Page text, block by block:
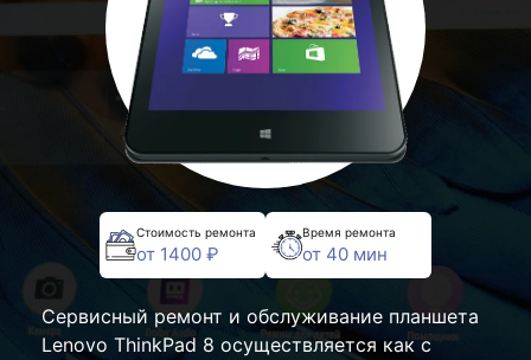
Стоимость ремонта
от 1400 ₽
Время ремонта
от 40 мин
Сервисный ремонт и обслуживание планшета
Lenovo ThinkPad 8 осуществляется как с